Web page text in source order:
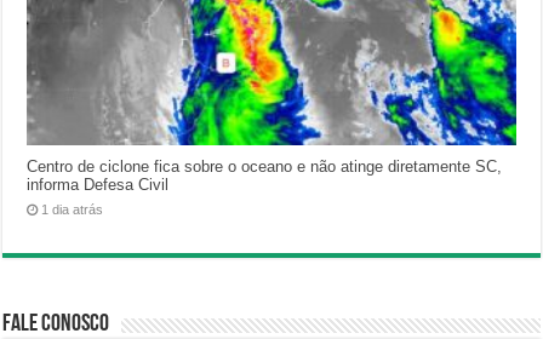
Centro de ciclone fica sobre o oceano e não atinge diretamente SC,
informa Defesa Civil
1 dia atrás
Fale Conosco